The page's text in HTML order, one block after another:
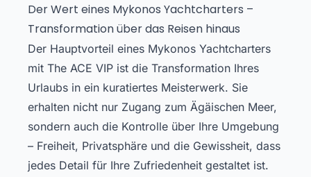
Der Wert eines Mykonos Yachtcharters –
Transformation über das Reisen hinaus
Der Hauptvorteil eines Mykonos Yachtcharters
mit The ACE VIP ist die Transformation Ihres
Urlaubs in ein kuratiertes Meisterwerk. Sie
erhalten nicht nur Zugang zum Ägäischen Meer,
sondern auch die Kontrolle über Ihre Umgebung
– Freiheit, Privatsphäre und die Gewissheit, dass
jedes Detail für Ihre Zufriedenheit gestaltet ist.